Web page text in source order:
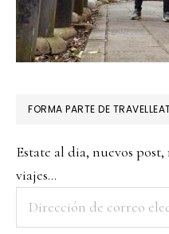
FORMA PARTE DE
Estate al dia, nuevos
viajes...